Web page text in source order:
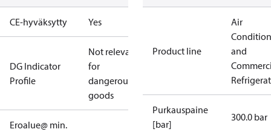
CE-hyväksytty Yes
DG Indicator
Profile
Not relevant
for
dangerous
goods
Eroalue@ min.
Product line
Air
and
Purkauspaine
[bar]
300.0 bar